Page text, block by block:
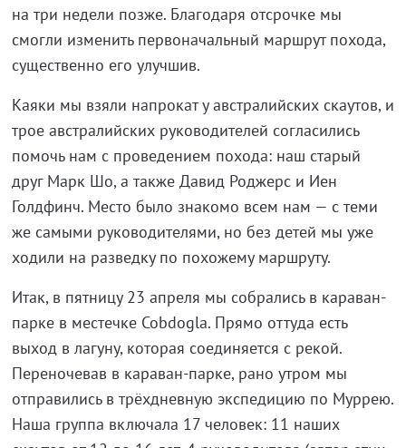
на три недели позже. Благодаря отсрочке мы
смогли изменить первоначальный маршрут похода,
существенно его улучшив.
Каяки мы взяли напрокат у австралийских скаутов, и
трое австралийских руководителей согласились
помочь нам с проведением похода: наш старый
друг Марк Шо, а также Давид Роджерс и Иен
Голдфинч. Место было знакомо всем нам — с теми
же самыми руководителями, но без детей мы уже
ходили на разведку по похожему маршруту.
Итак, в пятницу 23 апреля мы собрались в караван-
парке в местечке Cobdogla. Прямо оттуда есть
выход в лагуну, которая соединяется с рекой.
Переночевав в караван-парке, рано утром мы
отправились в трёхдневную экспедицию по Муррею.
Наша группа включала 17 человек: 11 наших